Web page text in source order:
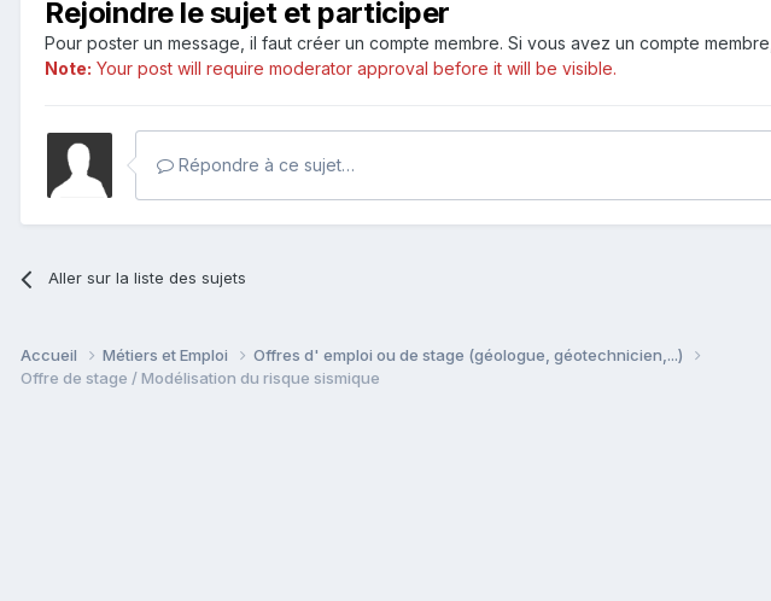
Rejoindre le sujet et participer
Pour poster un message, il faut créer un compte membre. Si vous avez un compte membre,
Note: Your post will require moderator approval before it will be visible.
Répondre à ce sujet…
Aller sur la liste des sujets
Accueil Métiers et Emploi
Offres d' emploi ou de stage (géologue, géotechnicien,...)
Offre de stage / Modélisation du risque sismique